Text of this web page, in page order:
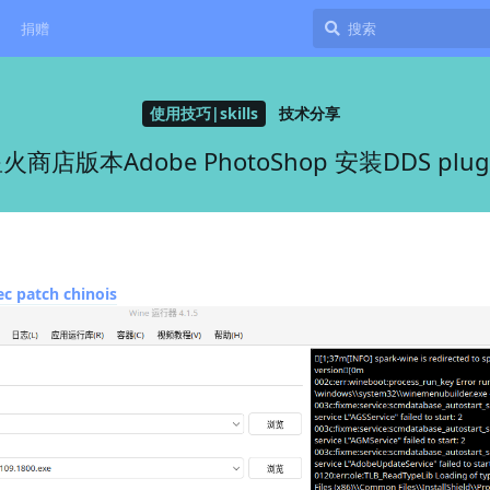
捐赠
使用技巧|skills 技术分享
商店版本Adobe PhotoShop 安装DDS
patch chinois